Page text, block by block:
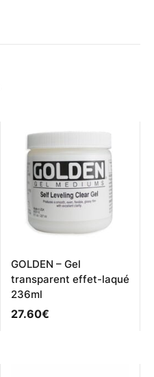
GOLDEN – Gel
transparent effet-laqué
236ml
27.60€